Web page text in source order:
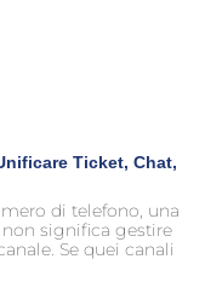
Ticket, Chat,
di telefono, una
significa gestire
Se quei canali